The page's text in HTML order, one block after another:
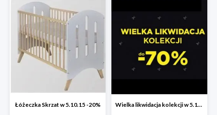
Łóżeczka Skrzat w 5.10.15 -20% Wielka likwidacja kolekcji w 5.10.15 do -70%